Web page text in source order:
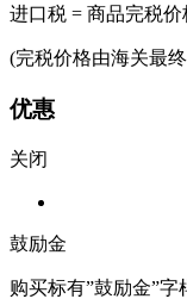
进口税 = 商品完税
(完税价格由海关最
优惠
关闭
鼓励金
购买标有”鼓励金”